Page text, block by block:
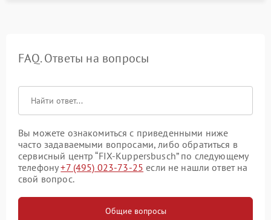
FAQ. Ответы на вопросы
Вы можете ознакомиться с приведенными ниже
часто задаваемыми вопросами, либо обратиться в
сервисный центр “FIX-Kuppersbusch” по следующему
телефону+7 (495) 023-73-25 если не нашли ответ на
свой вопрос.
Общие вопросы